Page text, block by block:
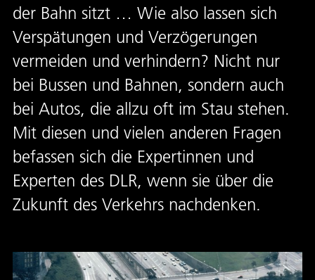
der Bahn sitzt … Wie also lassen sich
Verspätungen und Verzögerungen
vermeiden und verhindern? Nicht nur
bei Bussen und Bahnen, sondern auch
bei Autos, die allzu oft im Stau stehen.
Mit diesen und vielen anderen Fragen
befassen sich die Expertinnen und
Experten des DLR, wenn sie über die
Zukunft des Verkehrs nachdenken.